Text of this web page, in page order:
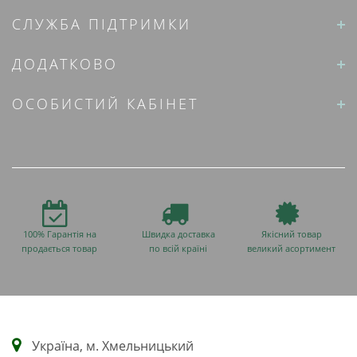
СЛУЖБА ПІДТРИМКИ
ДОДАТКОВО
ОСОБИСТИЙ КАБІНЕТ
100% Гарантія на
продається товар
Швидка доставка
по всій країні
Якісний товар
великий асортимент
Українa, м. Хмельницький